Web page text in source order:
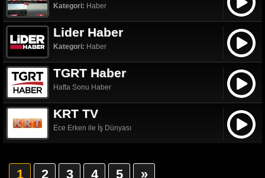
Kategori: Haber
Lider Haber
Kategori: Haber
TGRT Haber
Hafta Sonu Haber
KRT TV
Ece Erken ile İş Dünyası
1 2 3 4 5 »